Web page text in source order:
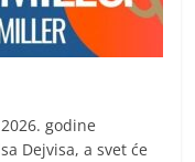
godine
Dejvisa, a svet će